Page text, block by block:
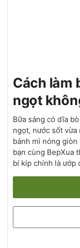
Cách làm
ngọt
Bữa sáng có dĩa
ngọt, nước sốt
bánh mì nóng
bạn cùng BepXua
bí kíp chính là ướp